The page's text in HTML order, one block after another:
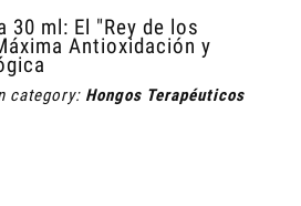
30 ml: El "Rey de los
Antioxidación y
category: Hongos Terapéuticos